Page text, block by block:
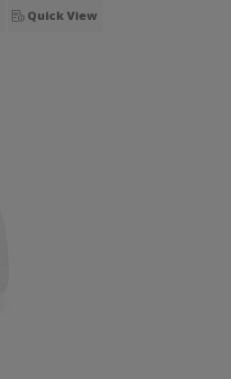
Quick View